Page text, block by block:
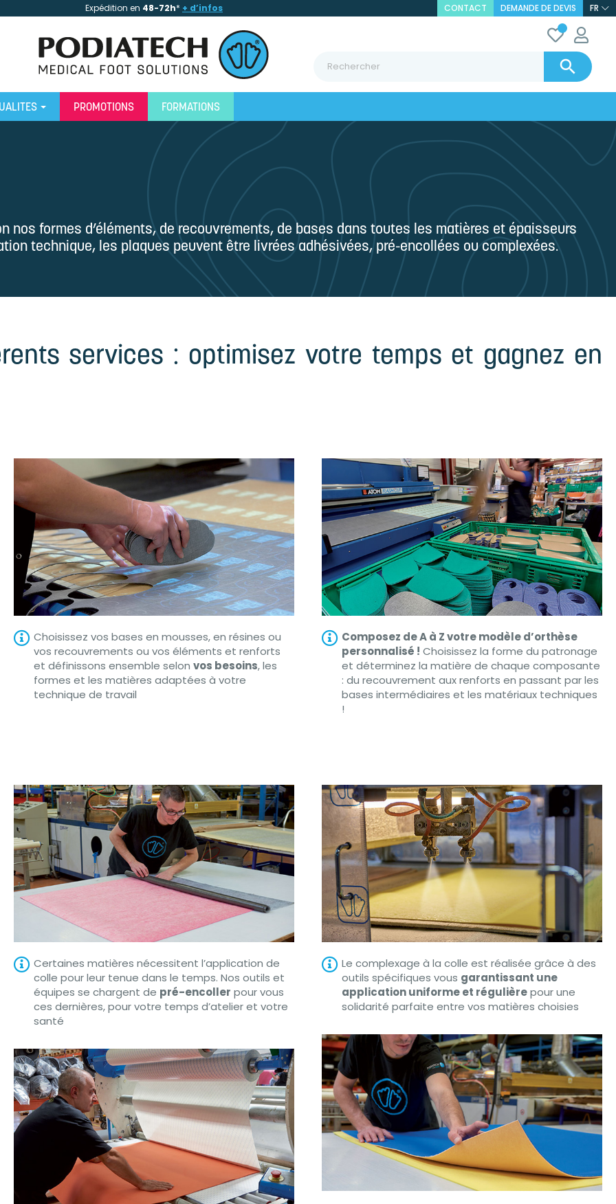
Expédition en 48-72h* + d’infos CONTACT DEMANDE DE DEVIS FR

PROMOTIONS FORMATIONS
nos formes d’éléments, de recouvrements, de bases dans toutes les matières et épaisseurs
technique, les plaques peuvent être livrées adhésivées, pré-encollées ou complexées.
services : optimisez votre temps et gagnez en
Choisissez vos bases en mousses, en résines ou
vos recouvrements ou vos éléments et renforts
et définissons ensemble selon vos besoins, les
formes et les matières adaptées à votre
technique de travail
Composez de A à Z votre modèle d’orthèse
personnalisé ! Choisissez la forme du patronage
et déterminez la matière de chaque composante
: du recouvrement aux renforts en passant par les
bases intermédiaires et les matériaux techniques
!
Certaines matières nécessitent l’application de
colle pour leur tenue dans le temps. Nos outils et
équipes se chargent de pré-encoller pour vous
ces dernières, pour votre temps d’atelier et votre
santé
Le complexage à la colle est réalisée grâce à des
outils spécifiques vous garantissant une
application uniforme et régulièrepour une
solidarité parfaite entre vos matières choisies